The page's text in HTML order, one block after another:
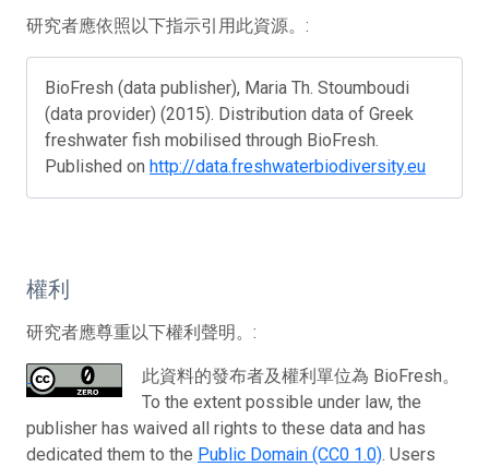
研究者應依照以下指示引用此資源。:
BioFresh (data publisher), Maria Th. Stoumboudi
(data provider) (2015). Distribution data of Greek
freshwater fish mobilised through BioFresh.
Published on http://data.freshwaterbiodiversity.eu
權利
研究者應尊重以下權利聲明。:
此資料的發布者及權利單位為 BioFresh。
To the extent possible under law, the
publisher has waived all rights to these data and has
dedicated them to the Public Domain (CC0 1.0). Users